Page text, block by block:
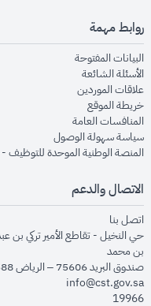
روابط مهمة
البيانات المفتوحةin new window
الأسئلة الشائعةin new window
علاقات الموردينin new window
خريطة الموقعin new window
المنافسات العامةin new window
سياسة سهولة الوصولwindow
المنصة الوطنية الموحدة للتوظيف
الاتصال والدعم
اتصل بنا
حي النخيل - تقاطع الأمير تركي بن
بن محمد
صندوق البريد 75606 – الرياض 11588
info@cst.gov.sa
19966